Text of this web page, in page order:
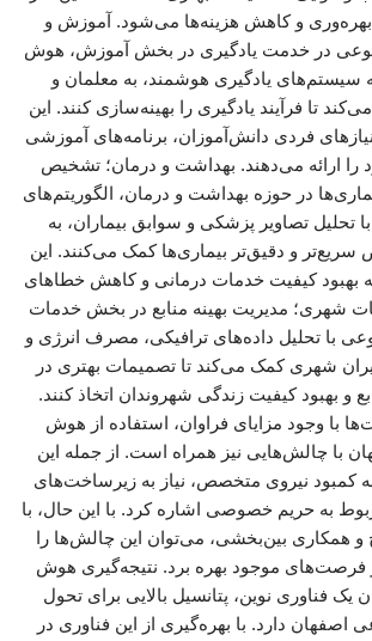
بهره‌وری و کاهش هزینه‌ها می‌شود. آموزش و
در خدمت یادگیری در بخش آموزش، هوش
سیستم‌های یادگیری هوشمند، به معلمان و
تا فرآیند یادگیری را بهینه‌سازی کنند. این
فردی دانش‌آموزان، برنامه‌های آموزشی
را ارائه می‌دهند. بهداشت و درمان؛ تشخیص
در حوزه بهداشت و درمان، الگوریتم‌های
تصاویر پزشکی و سوابق بیماران، به
و دقیق‌تر بیماری‌ها کمک می‌کنند. این
بهبود کیفیت خدمات درمانی و کاهش خطاهای
شهری؛ مدیریت بهینه منابع در بخش خدمات
با تحلیل داده‌های ترافیکی، مصرف انرژی و
شهری کمک می‌کند تا تصمیمات بهتری در
و بهبود کیفیت زندگی شهروندان اتخاذ کنند.
با وجود مزایای فراوان، استفاده از هوش
با چالش‌هایی نیز همراه است. از جمله این
کمبود نیروی متخصص، نیاز به زیرساخت‌های
به حریم خصوصی اشاره کرد. با این حال، با
و همکاری بین‌بخشی، می‌توان این چالش‌ها را
فرصت‌های موجود بهره برد. نتیجه‌گیری هوش
یک فناوری نوین، پتانسیل بالایی برای تحول
اصفهان دارد. با بهره‌گیری از این فناوری در